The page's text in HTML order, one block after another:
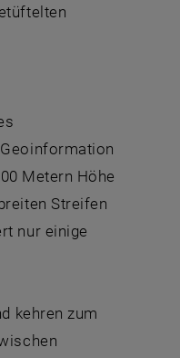
Metern Höhe
Streifen
nur einige
kehren zum